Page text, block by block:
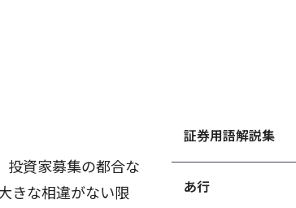
投資家募集の都合な
きな相違がない限
証券用語解説集
あ行